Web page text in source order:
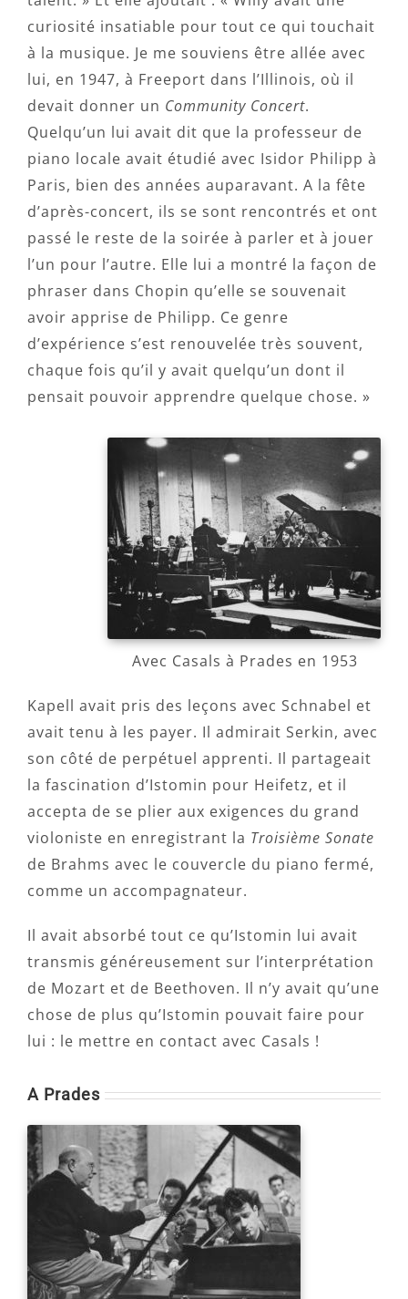
curiosité insatiable pour tout ce qui touchait
à la musique. Je me souviens être allée avec
lui, en 1947, à Freeport dans l’Illinois, où il
devait donner un Community Concert.
Quelqu’un lui avait dit que la professeur de
piano locale avait étudié avec Isidor Philipp à
Paris, bien des années auparavant. A la fête
d’après-concert, ils se sont rencontrés et ont
passé le reste de la soirée à parler et à jouer
l’un pour l’autre. Elle lui a montré la façon de
phraser dans Chopin qu’elle se souvenait
avoir apprise de Philipp. Ce genre
d’expérience s’est renouvelée très souvent,
chaque fois qu’il y avait quelqu’un dont il
pensait pouvoir apprendre quelque chose. »
Avec Casals à Prades en 1953
Kapell avait pris des leçons avec Schnabel et
avait tenu à les payer. Il admirait Serkin, avec
son côté de perpétuel apprenti. Il partageait
la fascination d’Istomin pour Heifetz, et il
accepta de se plier aux exigences du grand
violoniste en enregistrant la Troisième Sonate
de Brahms avec le couvercle du piano fermé,
comme un accompagnateur.
Il avait absorbé tout ce qu’Istomin lui avait
transmis généreusement sur l’interprétation
de Mozart et de Beethoven. Il n’y avait qu’une
chose de plus qu’Istomin pouvait faire pour
lui : le mettre en contact avec Casals !
A Prades